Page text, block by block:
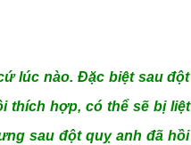
lúc nào. Đặc biệt sau đột
thích hợp, có thể sẽ bị liệt
sau đột quỵ anh đã hồi